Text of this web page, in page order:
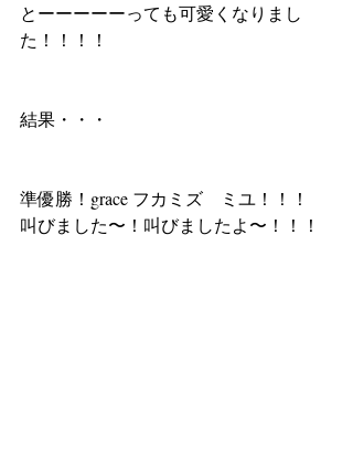
とーーーーーっても可愛くなりまし
た！！！！
結果・・・
準優勝！grace フカミズ　ミユ！！！
叫びました〜！叫びましたよ〜！！！